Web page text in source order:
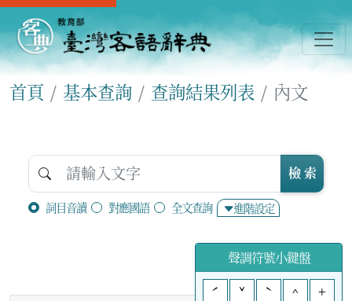
首頁 基本查詢 查詢結果列表 內文
詞目音讀 對應國語 全文查詢 進階設定
檢 索
聲調符號小鍵盤
ˊ
ˇ ˋ ^ +